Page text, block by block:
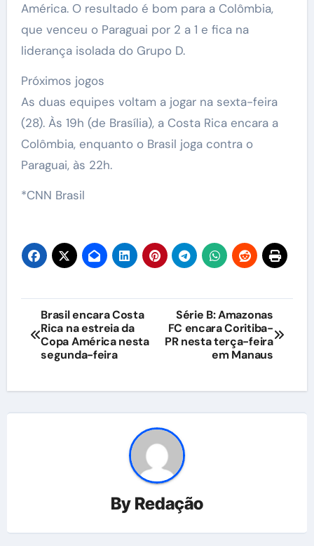
América. O resultado é bom para a Colômbia,
que venceu o Paraguai por 2 a 1 e fica na
liderança isolada do Grupo D.
Próximos jogos
As duas equipes voltam a jogar na sexta-feira
(28). Às 19h (de Brasília), a Costa Rica encara a
Colômbia, enquanto o Brasil joga contra o
Paraguai, às 22h.
*CNN Brasil
Navegação
de
Post
Brasil encara Costa
Rica na estreia da
Copa América nesta
segunda-feira
Série B: Amazonas
FC encara Coritiba-
PR nesta terça-feira
em Manaus
By Redação